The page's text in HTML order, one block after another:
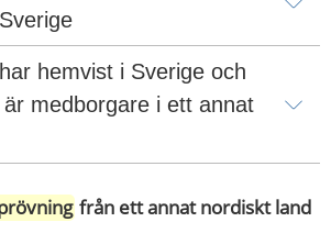
hemvist i Sverige och
medborgare i ett annat
från ett annat nordiskt land